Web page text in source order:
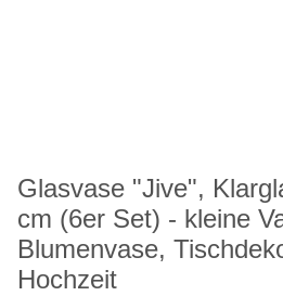
Glasvase "Jive",
cm (6er Set) - kleine
Blumenvase,
Hochzeit